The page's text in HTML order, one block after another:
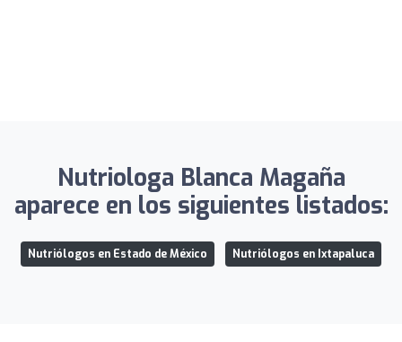
Nutriologa Blanca Magaña
aparece en los siguientes listados:
Nutriólogos en Estado de México Nutriólogos en Ixtapaluca